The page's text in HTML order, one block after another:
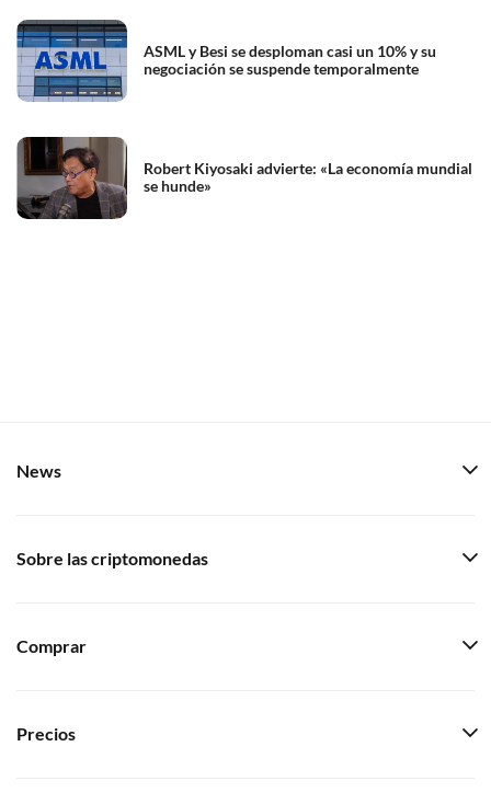
ASML y Besi se desploman casi un 10% y su
negociación se suspende temporalmente
Robert Kiyosaki advierte: «La economía mundial
se hunde»
News
Sobre las criptomonedas
Comprar
Precios